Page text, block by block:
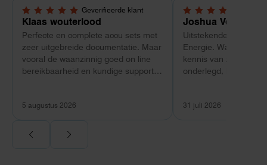
Geverifieerde klant
5,0 van 5 sterren
Klaas wouterlood
Perfecte en complete accu sets met
zeer uitgebreide documentatie. Maar
vooral de waanzinnig goed on line
bereikbaarheid en kundige support
5 augustus 2026
5,0 van 5 sterren
Joshua Verdonk
Uitstekende ervaring
Energie. Wat vooral
kennis van zaken:
onderlegd, heldere
Ook de nazorg is
31 juli 2026